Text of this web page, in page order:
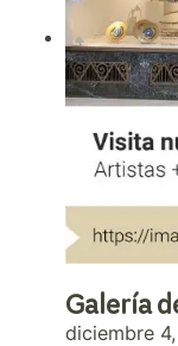
Galería
diciembre